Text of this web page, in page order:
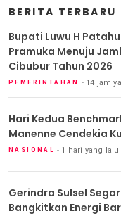
BERITA TERBARU
Bupati Luwu H
Pramuka Menuju
Cibubur Tahun 2026
PEMERINTAHAN 14 jam
Hari Kedua
Manenne Cendekia
NASIONAL 1 hari yang lalu
Gerindra Sulsel
Bangkitkan Energi